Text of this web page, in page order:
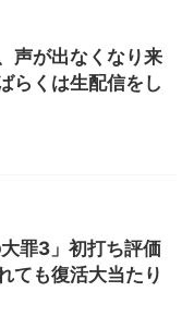
声が出なくなり来
らくは生配信をし
罪3」初打ち評価
ても復活大当たり